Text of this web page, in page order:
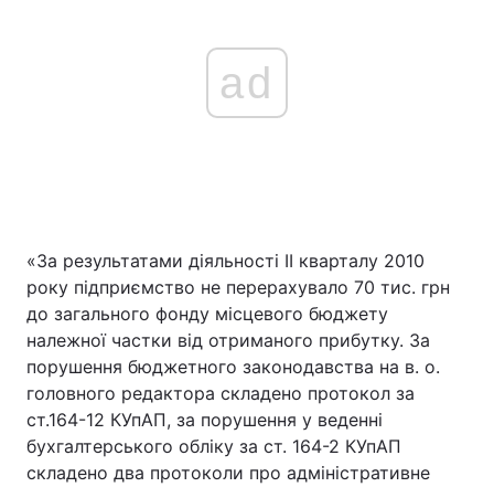
ad
«За результатами діяльності ІІ кварталу 2010
року підприємство не перерахувало 70 тис. грн
до загального фонду місцевого бюджету
належної частки від отриманого прибутку. За
порушення бюджетного законодавства на в. о.
головного редактора складено протокол за
ст.164-12 КУпАП, за порушення у веденні
бухгалтерського обліку за ст. 164-2 КУпАП
складено два протоколи про адміністративне